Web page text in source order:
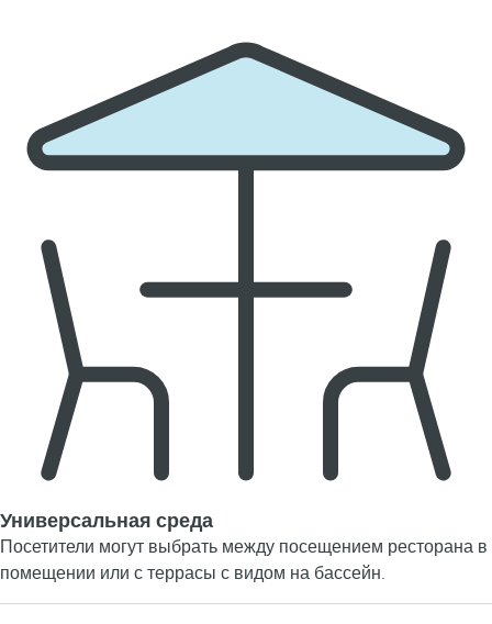
Универсальная среда
Посетители могут выбрать между посещением ресторана в
помещении или с террасы с видом на бассейн.